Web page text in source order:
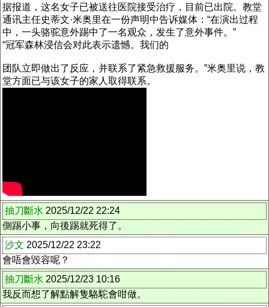
据报道，这名女子已被送往医院接受治疗，目前已出院。教堂
通讯主任史蒂文·米奥里在一份声明中告诉媒体：“在演出过程
中，一头骆驼意外踢中了一名观众，发生了意外事件。”
“冠军森林浸信会对此表示遗憾。我们的
团队立即做出了反应，并联系了紧急救援服务。”米奥里说，教
堂方面已与该女子的家人取得联系。
抽刀斷水 2025/12/22 22:24
側踢小事，向後踢就死得了。
沙文 2025/12/22 23:22
會唔會毀容呢？
抽刀斷水 2025/12/23 10:16
我反而想了解點解隻駱駝會咁做。